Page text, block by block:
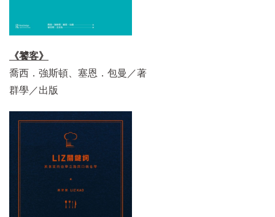
《饕客》
喬西．強斯頓、塞恩．包曼／著
群學／出版